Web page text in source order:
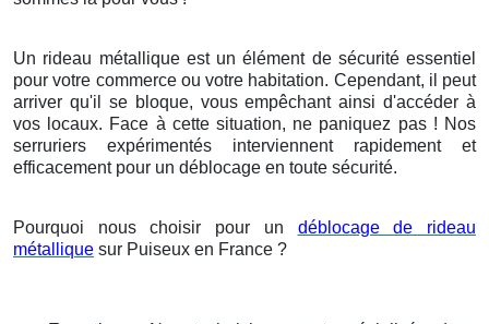
Un rideau métallique est un élément de sécurité essentiel
pour votre commerce ou votre habitation. Cependant, il peut
arriver qu'il se bloque, vous empêchant ainsi d'accéder à
vos locaux. Face à cette situation, ne paniquez pas ! Nos
serruriers expérimentés interviennent rapidement et
efficacement pour un déblocage en toute sécurité.
Pourquoi nous choisir pour un déblocage de rideau
métallique sur Puiseux en France ?